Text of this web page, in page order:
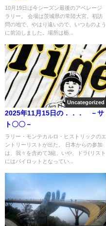
10月19日は今シーズン最後のアベレージ
ラリー。 会場は茨城県の常陸大宮。初訪
問の地で、やはり遠いので、いつものよう
に前泊しました。場所は栃...
Uncategorized
2025年11月15日の．．． －サ
ト〇〇－
ラリー・モンテカルロ・ヒストリックのエ
ントリーリストが出た。 日本からの参加
は、我々を含めて3組、いや、ドラ(リスト
にはパイロットとなってい...